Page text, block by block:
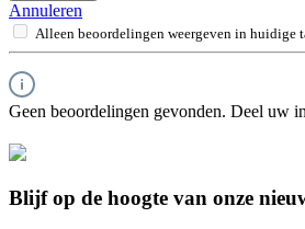
Annuleren
Alleen beoordelingen weergeven in huidige
Geen beoordelingen gevonden. Deel uw
Blijf op de hoogte van onze